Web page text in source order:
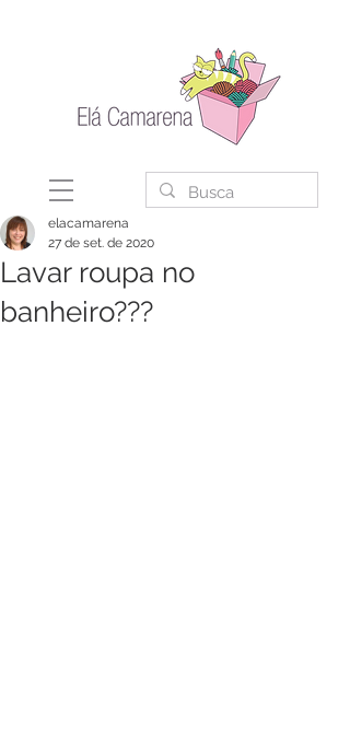
Lavar roupa no
banheiro???
elacamarena
27 de set. de 2020